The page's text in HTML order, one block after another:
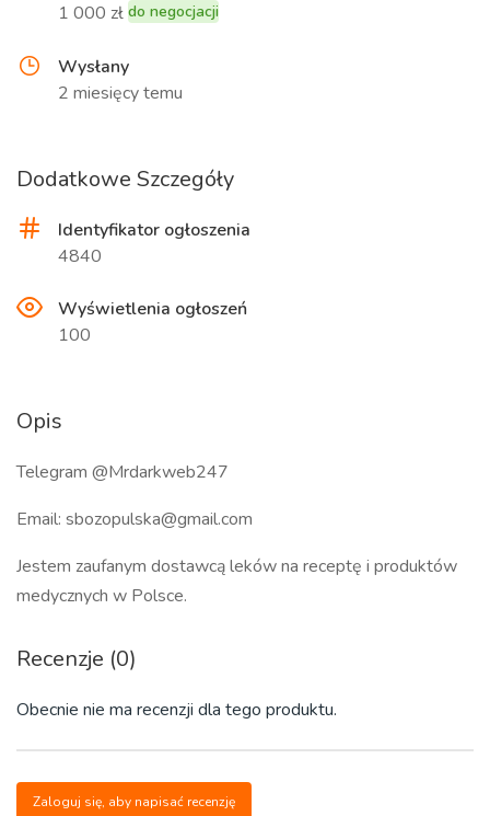
1 000 zł do negocjacji
Wysłany
2 miesięcy temu
Dodatkowe Szczegóły
Identyfikator ogłoszenia
4840
Wyświetlenia ogłoszeń
100
Opis
Telegram @Mrdarkweb247
Email: sbozopulska@gmail.com
Jestem zaufanym dostawcą leków na receptę i produktów
medycznych w Polsce.
Recenzje (0)
Obecnie nie ma recenzji dla tego produktu.
Zaloguj się, aby napisać recenzję